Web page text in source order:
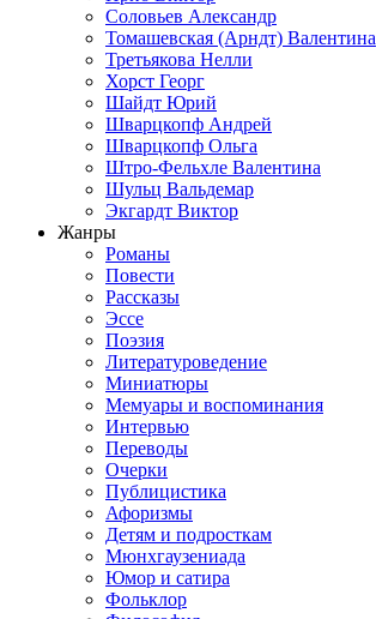
Соловьев Александр
Томашевская (Арндт) Валентина
Третьякова Нелли
Хорст Георг
Шайдт Юрий
Шварцкопф Андрей
Шварцкопф Ольга
Штро-Фельхле Валентина
Шульц Вальдемар
Экгардт Виктор
Жанры
Романы
Повести
Рассказы
Эссе
Поэзия
Литературоведение
Миниатюры
Мемуары и воспоминания
Интервью
Переводы
Очерки
Публицистика
Афоризмы
Детям и подросткам
Мюнхгаузениада
Юмор и сатира
Фольклор